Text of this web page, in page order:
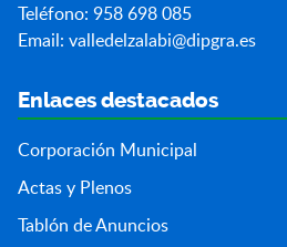
Teléfono: 958 698 085
Email: valledelzalabi@dipgra.es
Enlaces destacados
Corporación Municipal
Actas y Plenos
Tablón de Anuncios